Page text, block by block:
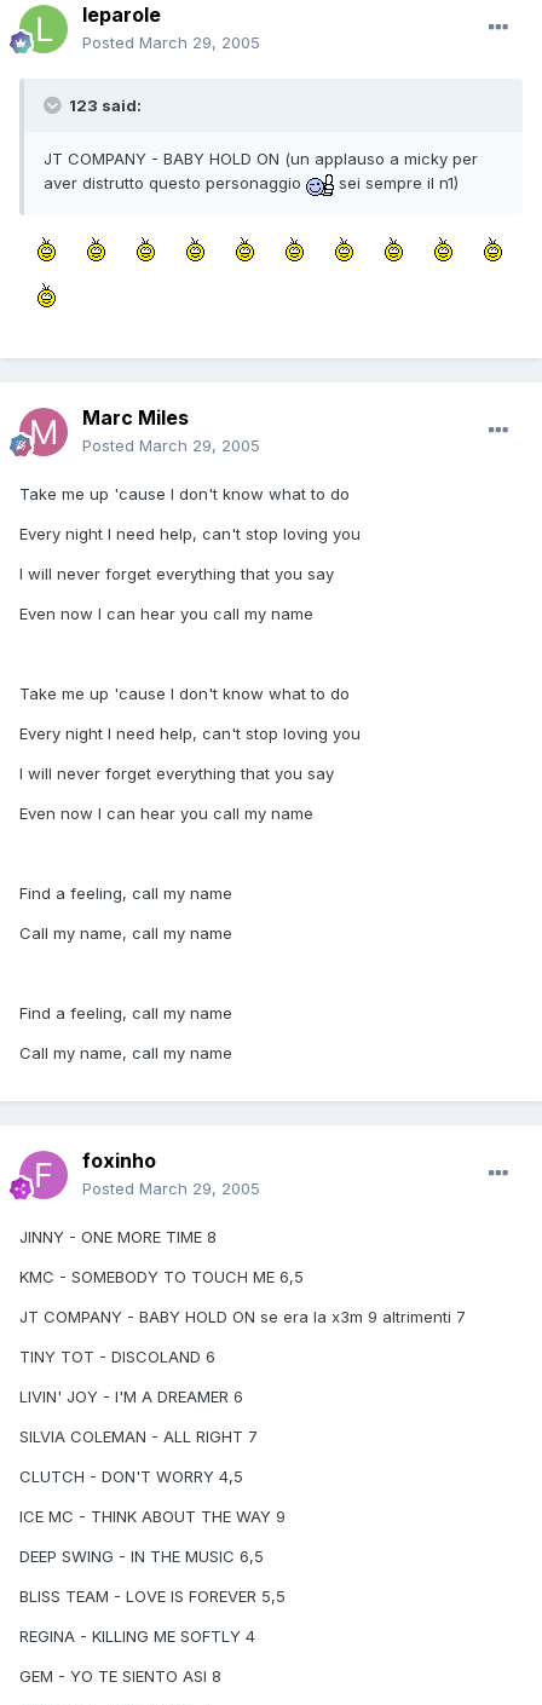
leparole
Posted March 29, 2005
123 said:
JT COMPANY - BABY HOLD ON (un applauso a micky per
aver distrutto questo personaggio
sei sempre il n1)
Marc Miles
Posted March 29, 2005
Take me up 'cause I don't know what to do
Every night I need help, can't stop loving you
I will never forget everything that you say
Even now I can hear you call my name
Take me up 'cause I don't know what to do
Every night I need help, can't stop loving you
I will never forget everything that you say
Even now I can hear you call my name
Find a feeling, call my name
Call my name, call my name
Find a feeling, call my name
Call my name, call my name
foxinho
Posted March 29, 2005
JINNY - ONE MORE TIME 8
KMC - SOMEBODY TO TOUCH ME 6,5
JT COMPANY - BABY HOLD ON se era la x3m 9 altrimenti 7
TINY TOT - DISCOLAND 6
LIVIN' JOY - I'M A DREAMER 6
SILVIA COLEMAN - ALL RIGHT 7
CLUTCH - DON'T WORRY 4,5
ICE MC - THINK ABOUT THE WAY 9
DEEP SWING - IN THE MUSIC 6,5
BLISS TEAM - LOVE IS FOREVER 5,5
REGINA - KILLING ME SOFTLY 4
GEM - YO TE SIENTO ASI 8